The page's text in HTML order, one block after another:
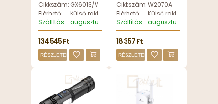
- GX601S/WT/TG
Cikkszám: GX601S/WT/TG
Elérhető:
Külső raktáron
Szállítás
augusztus 12, szerda
134 545 Ft
RÉSZLETEK
W2070A
Cikkszám:W2070A
Elérhető:
Külső raktáron
Szállítás
augusztus 12, szerda
18 357 Ft
RÉSZLETEK